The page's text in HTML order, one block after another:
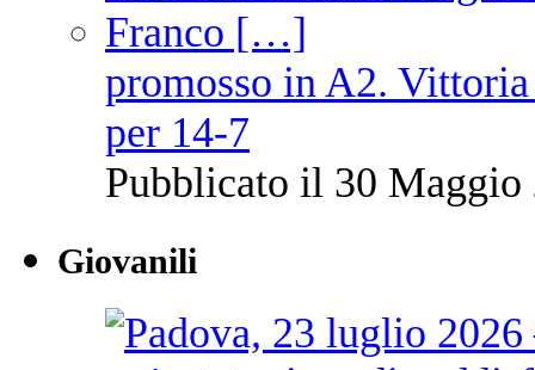
promosso in A2.
per 14-7
Pubblicato il 30 Maggio
Giovanili